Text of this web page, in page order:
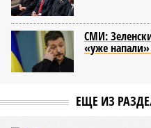
СМИ:
«уже
ЕЩЕ ИЗ